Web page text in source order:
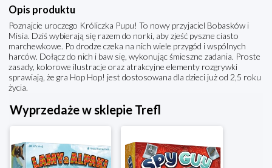
Opis produktu
Poznajcie uroczego Króliczka Pupu! To nowy przyjaciel Bobasków i
Misia. Dziś wybierają się razem do norki, aby zjeść pyszne ciasto
marchewkowe. Po drodze czeka na nich wiele przygód i wspólnych
harców. Dołącz do nich i baw się, wykonując śmieszne zadania. Proste
zasady, kolorowe ilustracje oraz atrakcyjne elementy rozgrywki
sprawiają, że gra Hop Hop! jest dostosowana dla dzieci już od 2,5 roku
życia.
Wyprzedaże w sklepie Trefl